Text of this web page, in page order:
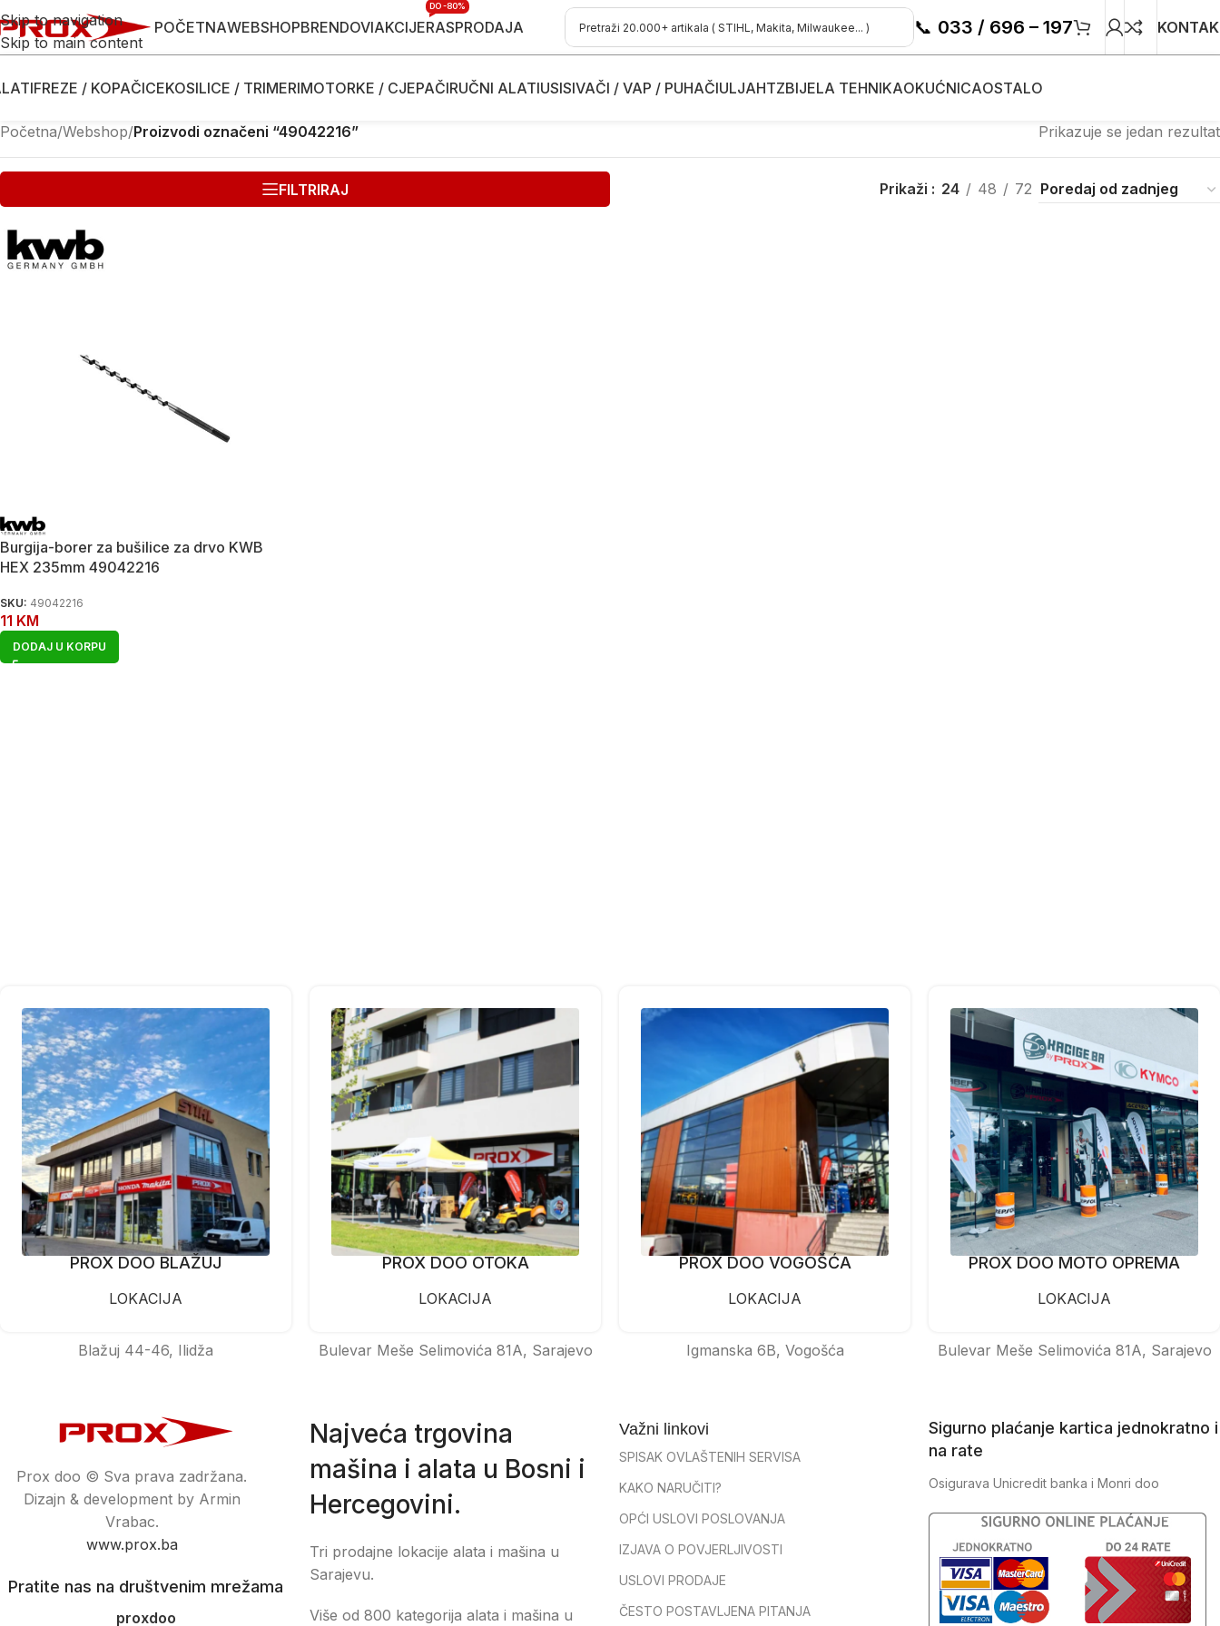
Skip to navigation
Skip to main content
POČETNAWEBSHOPBRENDOVIAKCIJERASPRODAJA
DO -80%
📞 033 / 696 – 197
FREZE / KOPAČICEKOSILICE / TRIMERIMOTORKE / CJEPAČIRUČNI ALATIUSISIVAČI / VAP / PUHAČIULJAHTZBIJELA TEHNIKAOKUĆNICAOSTALO
Početna/Webshop/Proizvodi označeni “49042216” Prikazuje se jedan rezultat
FILTRIRAJ Prikaži 24 48 72
Burgija-borer za bušilice za drvo KWB
HEX 235mm 49042216
SKU: 49042216
11 KM
DODAJ U KORPU
PROX DOO BLAŽUJ
LOKACIJA
Blažuj 44-46, Ilidža
PROX DOO OTOKA
LOKACIJA
Bulevar Meše Selimovića 81A, Sarajevo
PROX DOO VOGOŠĆA
LOKACIJA
Igmanska 6B, Vogošća
PROX DOO MOTO OPREMA
LOKACIJA
Bulevar Meše Selimovića 81A, Sarajevo
Prox doo © Sva prava zadržana.
Dizajn & development by Armin
Vrabac.
www.prox.ba
Pratite nas na društvenim mrežama
proxdoo
Najveća trgovina
mašina i alata u Bosni i
Hercegovini.
Tri prodajne lokacije alata i mašina u
Sarajevu.
Više od 800 kategorija alata i mašina u
Važni linkovi
SPISAK OVLAŠTENIH SERVISA
KAKO NARUČITI?
OPĆI USLOVI POSLOVANJA
IZJAVA O POVJERLJIVOSTI
USLOVI PRODAJE
ČESTO POSTAVLJENA PITANJA
Sigurno plaćanje kartica jednokratno i
na rate
Osigurava Unicredit banka i Monri doo